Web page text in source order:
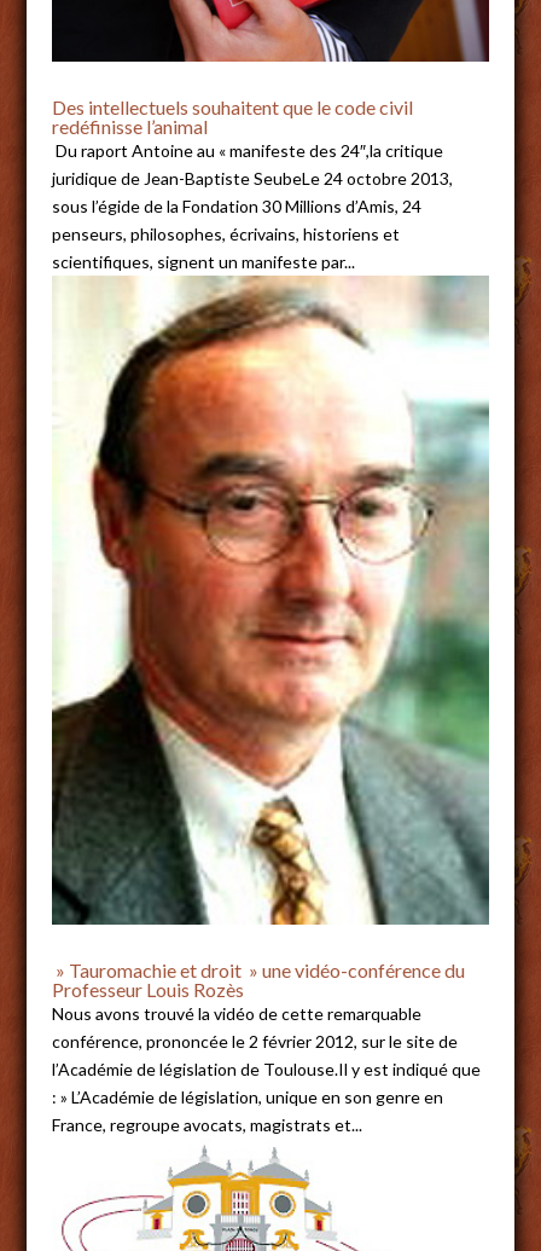
Des intellectuels souhaitent que le code civil
redéfinisse l’animal
Du raport Antoine au « manifeste des 24″,la critique
juridique de Jean-Baptiste SeubeLe 24 octobre 2013,
sous l’égide de la Fondation 30 Millions d’Amis, 24
penseurs, philosophes, écrivains, historiens et
scientifiques, signent un manifeste par...
» Tauromachie et droit » une vidéo-conférence du
Professeur Louis Rozès
Nous avons trouvé la vidéo de cette remarquable
conférence, prononcée le 2 février 2012, sur le site de
l’Académie de législation de Toulouse.Il y est indiqué que
: » L’Académie de législation, unique en son genre en
France, regroupe avocats, magistrats et...